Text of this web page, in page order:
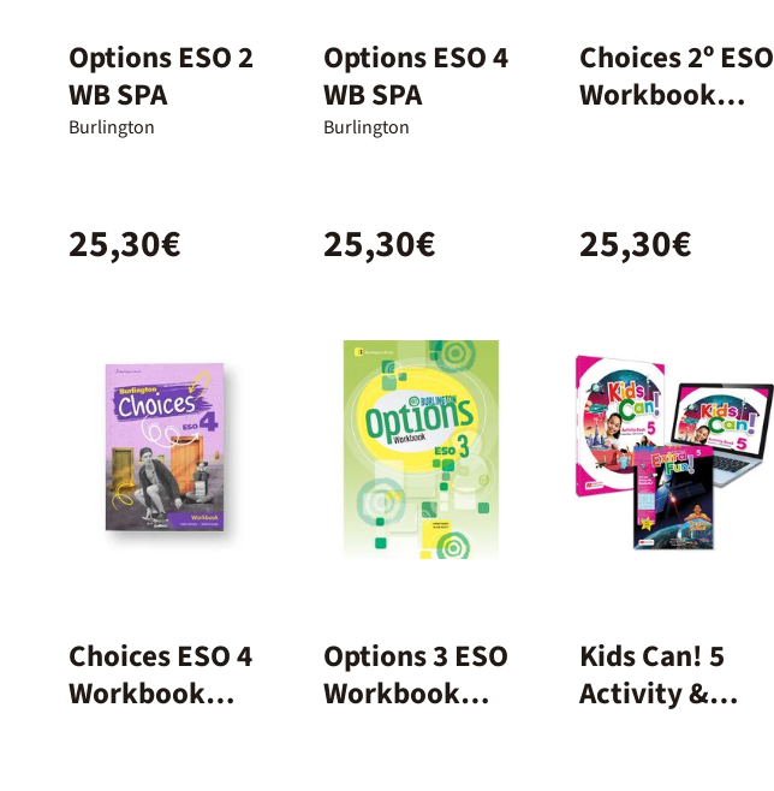
Options ESO 2
WB SPA
Burlington
25,30€
Options ESO 4
WB SPA
Burlington
25,30€
Choices 2º ESO
Workbook
25,30€
Choices ESO 4
Workbook
Options 3 ESO
Workbook
Kids Can! 5
Activity &